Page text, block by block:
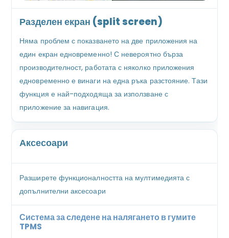
Разделен екран (split screen)
Няма проблем с показването на две приложения на
един екран едновременно! С невероятно бърза
производителност, работата с няколко приложения
едновременно е винаги на една ръка разстояние. Тази
функция е най-подходяща за използване с
приложение за навигация.
Аксесоари
Разширете функционалността на мултимедията с
допълнителни аксесоари
Система за следене на налягането в гумите
TPMS